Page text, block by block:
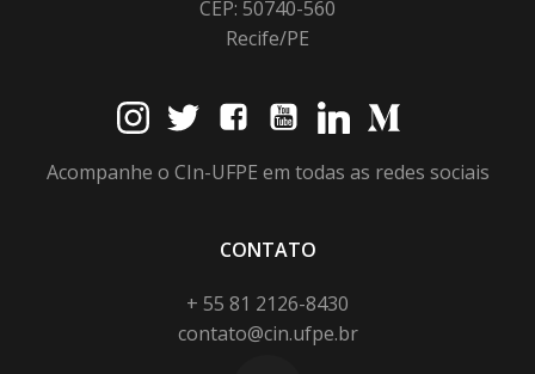
CEP: 50740-560
Recife/PE
Acompanhe o CIn-UFPE em todas as redes sociais
CONTATO
+ 55 81 2126-8430
contato@cin.ufpe.br